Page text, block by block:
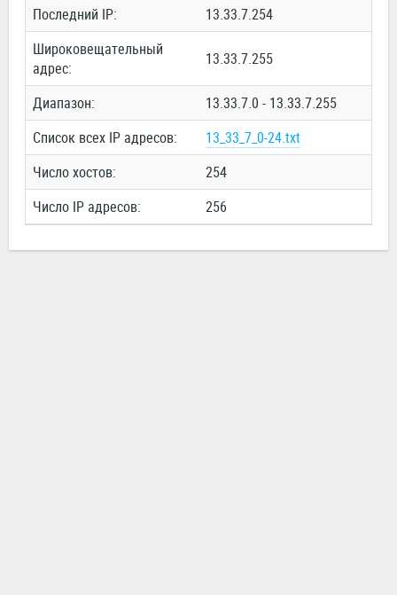
Последний IP:
13.33.7.254
Широковещательный
адрес:
13.33.7.255
Диапазон:
13.33.7.0 - 13.33.7.255
Список всех IP адресов:
13_33_7_0-24.txt
Число хостов:
254
Число IP адресов:
256